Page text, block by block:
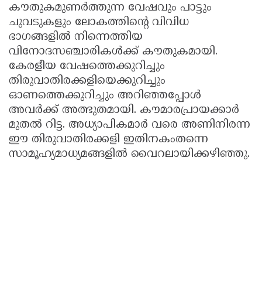
കൗതുകമുണർത്തുന്ന വേഷവും പാട്ടും
ചുവടുകളും ലോകത്തിന്റെ വിവിധ
ഭാഗങ്ങളിൽ നിന്നെത്തിയ
വിനോദസഞ്ചാരികൾക്ക് കൗതുകമായി.
കേരളീയ വേഷത്തെക്കുറിച്ചും
തിരുവാതിരക്കളിയെക്കുറിച്ചും
ഓണത്തെക്കുറിച്ചും അറിഞ്ഞപ്പോൾ
അവർക്ക് അത്ഭുതമായി. കൗമാരപ്രായക്കാർ
മുതൽ റിട്ട. അധ്യാപികമാർ വരെ അണിനിരന്ന
ഈ തിരുവാതിരക്കളി ഇതിനകംതന്നെ
സാമൂഹ്യമാധ്യമങ്ങളിൽ വൈറലായിക്കഴിഞ്ഞു.